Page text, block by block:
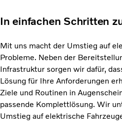
In einfachen Schritten
Mit uns macht der Umstieg auf
Probleme. Neben der
Infrastruktur sorgen wir dafür,
Lösung für Ihre Anforderungen
Ziele und Routinen in
passende Komplettlösung. Wir
Umstieg auf elektrische